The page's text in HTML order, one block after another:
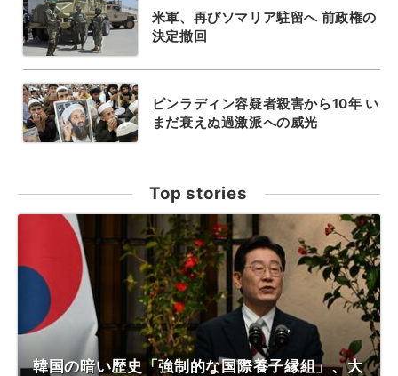
米軍、再びソマリア駐留へ 前政権の
決定撤回
ビンラディン容疑者殺害から10年 い
まだ衰えぬ過激派への威光
Top stories
韓国の暗い歴史「強制的な国際養子縁組」、大